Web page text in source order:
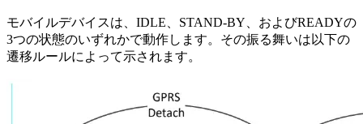
モバイルデバイスは、IDLE、STAND-BY、およびREADYの
3つの状態のいずれかで動作します。その振る舞いは以下の
遷移ルールによって示されます。